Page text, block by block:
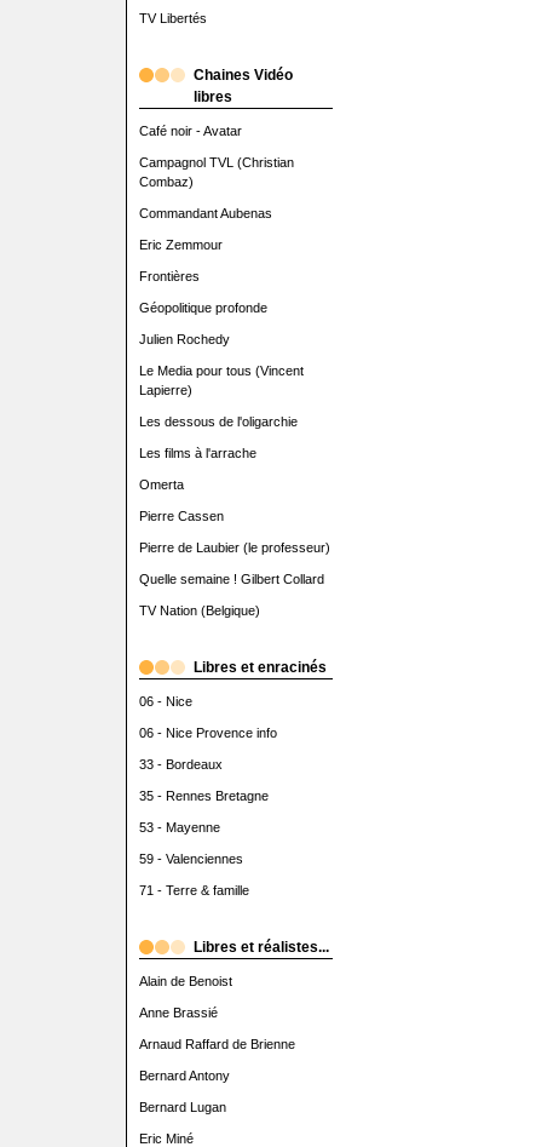
TV Libertés
Chaines Vidéo
libres
Café noir - Avatar
Campagnol TVL (Christian
Combaz)
Commandant Aubenas
Eric Zemmour
Frontières
Géopolitique profonde
Julien Rochedy
Le Media pour tous (Vincent
Lapierre)
Les dessous de l'oligarchie
Les films à l'arrache
Omerta
Pierre Cassen
Pierre de Laubier (le professeur)
Quelle semaine ! Gilbert Collard
TV Nation (Belgique)
Libres et enracinés
06 - Nice
06 - Nice Provence info
33 - Bordeaux
35 - Rennes Bretagne
53 - Mayenne
59 - Valenciennes
71 - Terre & famille
Libres et réalistes...
Alain de Benoist
Anne Brassié
Arnaud Raffard de Brienne
Bernard Antony
Bernard Lugan
Eric Miné